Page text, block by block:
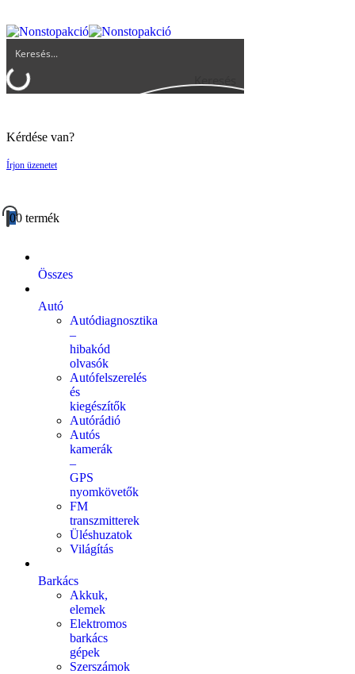
Keresés
Kérdése van?
Írjon üzenetet
00 termék
Összes
Autó
Autódiagnosztika
–
hibakód
olvasók
Autófelszerelés
és
kiegészítők
Autórádió
Autós
kamerák
–
GPS
nyomkövetők
FM
transzmitterek
Üléshuzatok
Világítás
Barkács
Akkuk,
elemek
Elektromos
barkács
gépek
Szerszámok